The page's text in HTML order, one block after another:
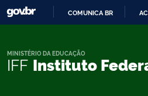
COMUNICA BR
IFF Instituto
MINISTÉRIO DA EDUCAÇÃO